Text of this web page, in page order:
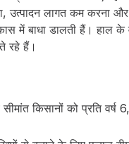
उत्पादन लागत कम करना
में बाधा डालती हैं। हाल
रहे हैं।
किसानों को प्रति वर्ष